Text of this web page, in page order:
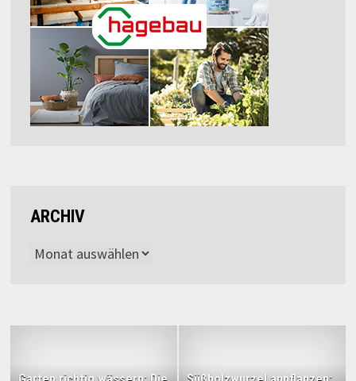
ARCHIV
Archiv